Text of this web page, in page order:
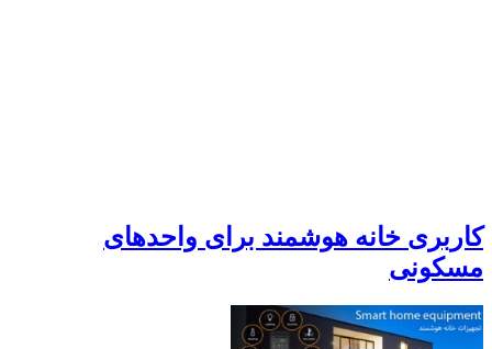
کاربری خانه هوشمند برای واحدهای
مسکونی